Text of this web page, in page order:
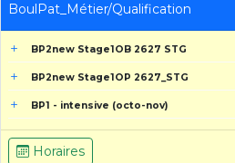
BoulPat_Métier/Qualification
BP2new Stage1OB 2627 STG
BP2new Stage1OP 2627_STG
BP1 - intensive (octo-nov)
Horaires